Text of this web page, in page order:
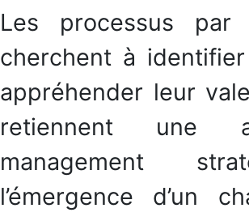
Les processus par
cherchent à
appréhender leur
retiennent une
management
l’émergence d’un